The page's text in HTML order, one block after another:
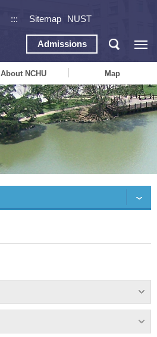
::: Sitemap NUST
Admissions
About NCHU Map